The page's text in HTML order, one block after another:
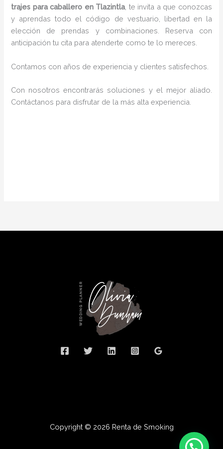
trajes para caballero en Tlazintla, te invita a que conozcas
y aprendas todo el código de vestuario, libertad en la
elección de prendas y combinaciones. Reserva con
anticipación tu cita para atenderte como te lo mereces.
Contamos con años de experiencia y clientes satisfechos.
Con nosotros encontrarás soluciones y el mejor aliado.
Contáctanos para disfrutar de la más alta experiencia.
Copyright © 2026 Renta de Smoking